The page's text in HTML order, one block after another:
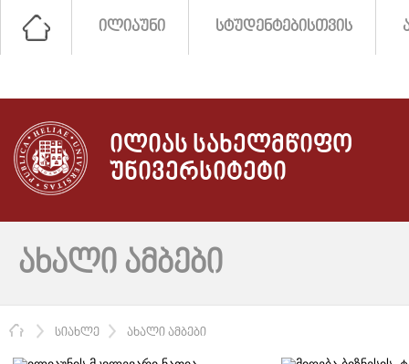
ᲘᲚᲘᲐᲣᲜᲘ ᲡᲢᲣᲓᲔᲜᲢᲔᲑᲘᲡᲗᲕᲘᲡ
ᲘᲚᲘᲐᲡ ᲡᲐᲮᲔᲚᲛᲬᲘᲤᲝ
ᲣᲜᲘᲕᲔᲠᲡᲘᲢᲔᲢᲘ
ᲐᲮᲐᲚᲘ ᲐᲛᲑᲔᲑᲘ
ᲛᲗᲐᲕᲐᲠᲘ
ᲡᲘᲐᲮᲚᲔ ᲐᲮᲐᲚᲘ ᲐᲛᲑᲔᲑᲘ